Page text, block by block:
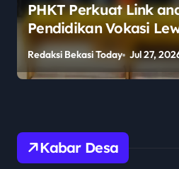
PHKT Perkuat Link
Pendidikan Vokasi
Program Guru Tamu di
2 Penajam Paser Utara
Redaksi Bekasi Today Jul 27,
Kabar Desa